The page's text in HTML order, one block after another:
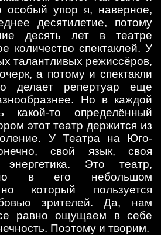
особый упор я, наверное,
десятилетие, потому
десять лет в театре
количество спектаклей. У
талантливых режиссёров,
а потому и спектакли
делает репертуар еще
Но в каждой
какой-то определённый
этот театр держится из
У Театра на Юго-
свой язык, своя
энергетика. Это театр,
в его небольшом
который пользуется
зрителей. Да, нам
равно ощущаем в себе
Поэтому и творим.